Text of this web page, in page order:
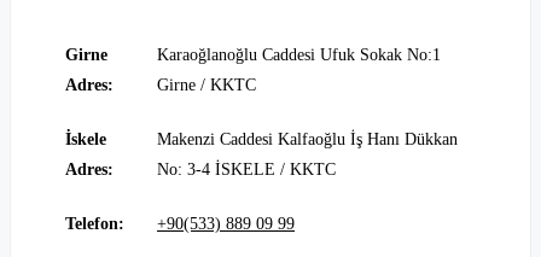
Girne
Adres:
Karaoğlanoğlu Caddesi Ufuk Sokak No:1
Girne / KKTC
İskele
Adres:
Makenzi Caddesi Kalfaoğlu İş Hanı Dükkan
No: 3-4 İSKELE / KKTC
Telefon: +90(533) 889 09 99